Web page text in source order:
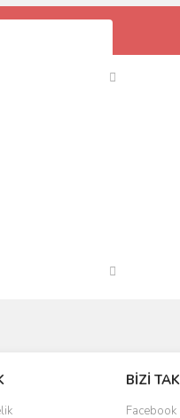
BİZİ
Facebook